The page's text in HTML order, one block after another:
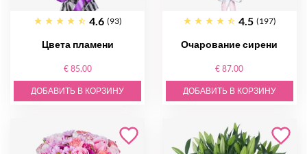
4.6 (93)
Цвета пламени
€ 85.00
ДОБАВИТЬ В КОРЗИНУ
4.5 (197)
Очарование сирени
€ 87.00
ДОБАВИТЬ В КОРЗИНУ